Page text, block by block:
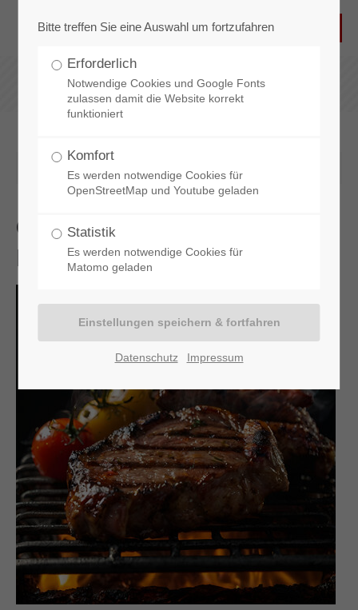
Grillen – Ein Ritual, das immer
beliebter wird
Bitte treffen Sie eine Auswahl um fortzufahren
Erforderlich
Notwendige Cookies und Google Fonts
zulassen damit die Website korrekt
funktioniert
Komfort
Es werden notwendige Cookies für
OpenStreetMap und Youtube geladen
Statistik
Es werden notwendige Cookies für
Matomo geladen
Datenschutz Impressum